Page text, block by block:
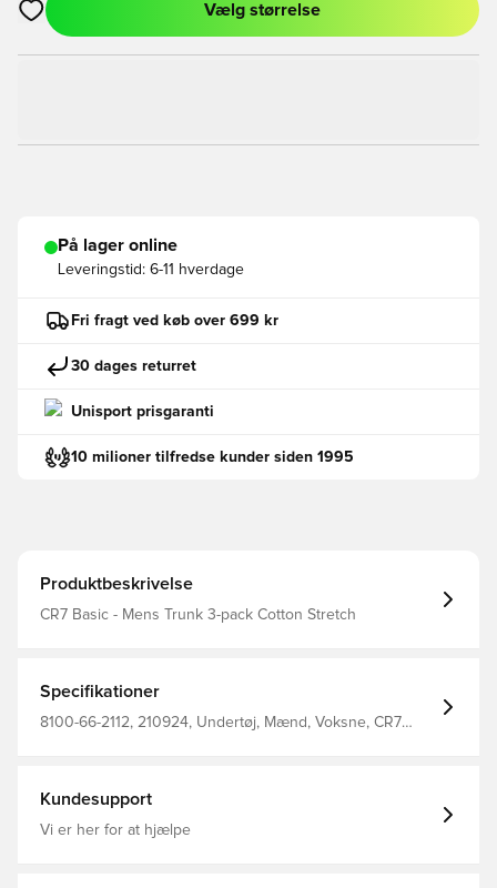
Åbner en Modal til at logge ind eller tilmelde dig som medlem
Vælg størrelse
På lager online
Leveringstid: 6-11 hverdage
Fri fragt ved køb over 699 kr
30 dages returret
Unisport prisgaranti
10 milioner tilfredse kunder siden 1995
Produktbeskrivelse
CR7 Basic - Mens Trunk 3-pack Cotton Stretch
Specifikationer
8100-66-2112, 210924, Undertøj, Mænd, Voksne, CR7
Kundesupport
Vi er her for at hjælpe